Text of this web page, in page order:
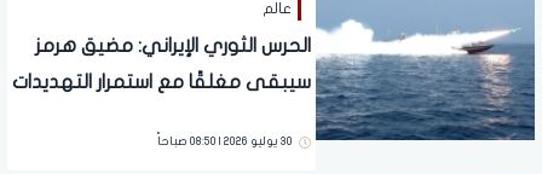
عالم
الحرس الثوري الإيراني: مضيق هرمز
سيبقى مغلقًا مع استمرار التهديدات
30 يوليو 2026 | 08:50 صباحاً